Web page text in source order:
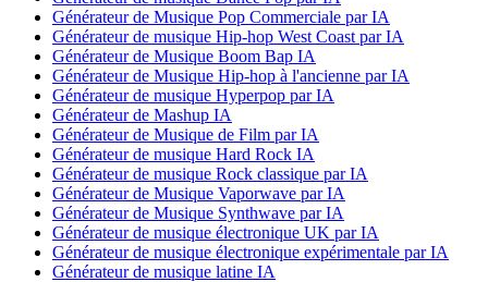
Générateur de Musique Pop Commerciale par IA
Générateur de musique Hip-hop West Coast par IA
Générateur de Musique Boom Bap IA
Générateur de Musique Hip-hop à l'ancienne par IA
Générateur de musique Hyperpop par IA
Générateur de Mashup IA
Générateur de Musique de Film par IA
Générateur de musique Hard Rock IA
Générateur de musique Rock classique par IA
Générateur de Musique Vaporwave par IA
Générateur de Musique Synthwave par IA
Générateur de musique électronique UK par IA
Générateur de musique électronique expérimentale par IA
Générateur de musique latine IA